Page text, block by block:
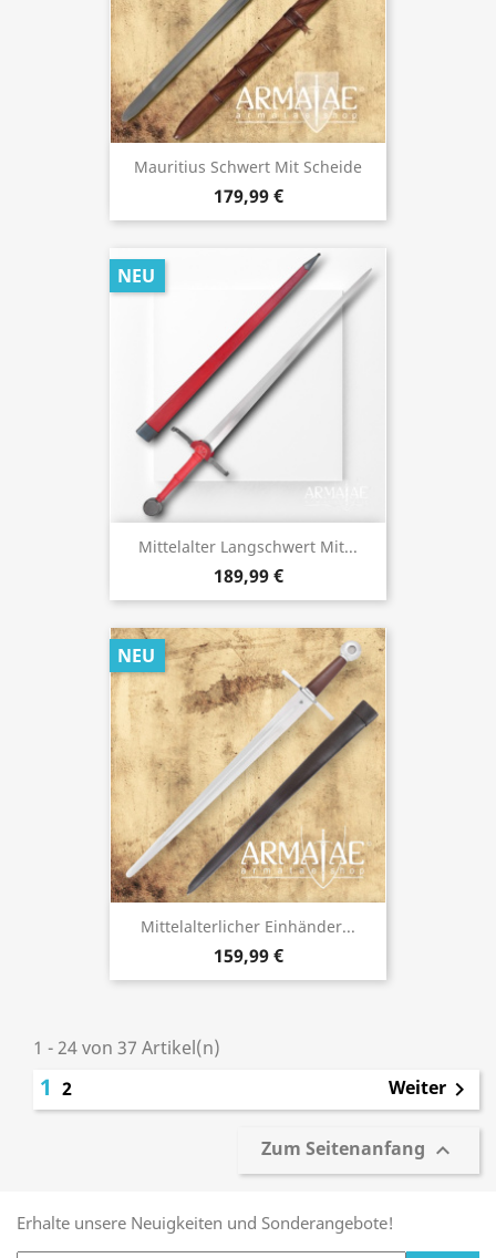
Mauritius Schwert Mit Scheide
179,99 €
Mittelalter Langschwert Mit...
189,99 €
NEU
Mittelalterlicher Einhänder...
159,99 €
NEU
1 - 24 von 37 Artikel(n)
1 2 Weiter 
Zum Seitenanfang 
Erhalte unsere Neuigkeiten und Sonderangebote!